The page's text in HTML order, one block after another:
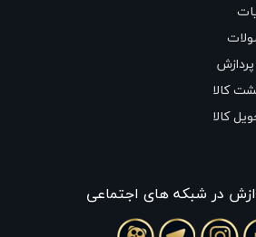
کالا
کالا
در شبکه های اجتماعی